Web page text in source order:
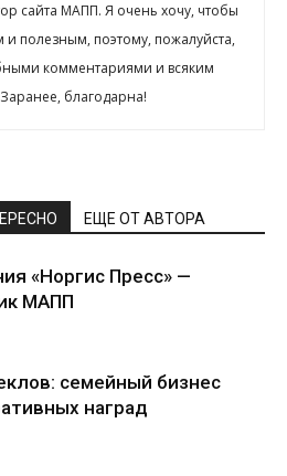
сайта МАПП. Я очень хочу, чтобы
полезным, поэтому, пожалуйста,
комментариями и всяким
благодарна!
ЕЩЕ ОТ АВТОРА
«Норгис Пресс» —
МАПП
семейный бизнес
наград